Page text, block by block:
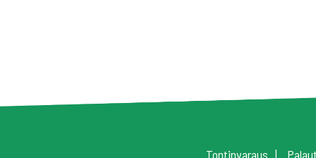
Tontinvaraus